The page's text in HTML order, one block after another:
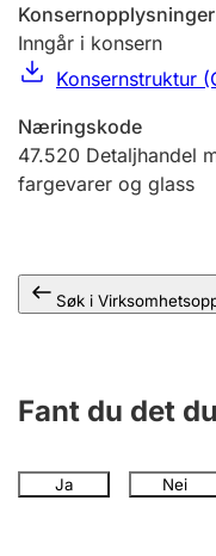
Offentlig sektor
Andre tema
Konsernopplysninger
Inngår i konsern
Konsernstruktur
Næringskode
47.520 Detaljhandel
fargevarer og glass
Søk i
Fant du det
Ja Nei